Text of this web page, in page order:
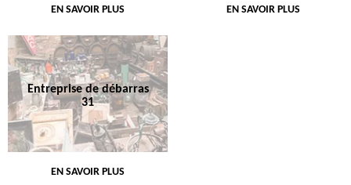
EN SAVOIR PLUS EN SAVOIR PLUS
Entreprise de débarras
31
EN SAVOIR PLUS